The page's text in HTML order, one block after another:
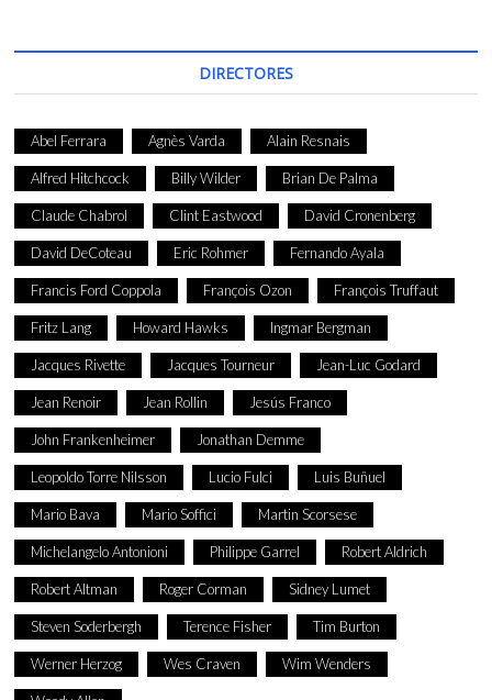
DIRECTORES
Abel Ferrara Agnès Varda Alain Resnais
Alfred Hitchcock Billy Wilder Brian De Palma
Claude Chabrol Clint Eastwood David Cronenberg
David DeCoteau Eric Rohmer Fernando Ayala
Francis Ford Coppola François Ozon François Truffaut
Fritz Lang Howard Hawks Ingmar Bergman
Jacques Rivette Jacques Tourneur Jean-Luc Godard
Jean Renoir Jean Rollin Jesús Franco
John Frankenheimer Jonathan Demme
Leopoldo Torre Nilsson Lucio Fulci Luis Buñuel
Mario Bava Mario Soffici Martin Scorsese
Michelangelo Antonioni Philippe Garrel Robert Aldrich
Robert Altman Roger Corman Sidney Lumet
Steven Soderbergh Terence Fisher Tim Burton
Werner Herzog Wes Craven Wim Wenders